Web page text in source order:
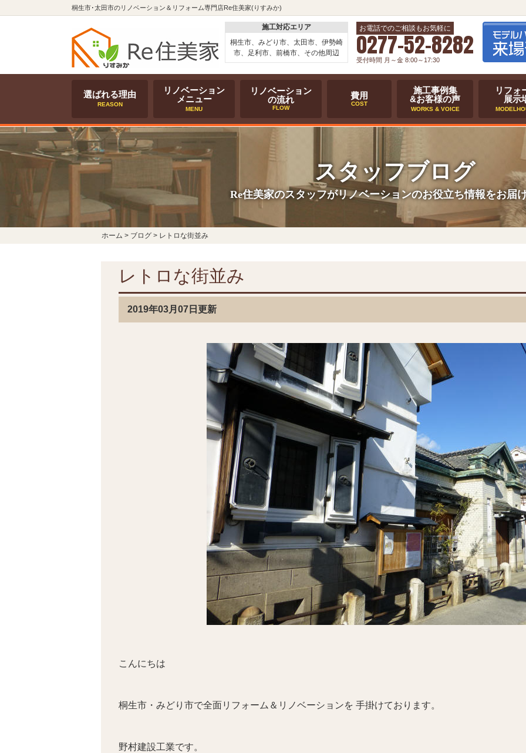
桐生市･太田市のリノベーション＆リフォーム専門店Re住美家(りすみか)
施工対応エリア
桐生市、みどり市、太田市、伊勢崎
市、足利市、前橋市、その他周辺
お電話でのご相談もお気軽に
0277-52-8282
受付時間 月～金 8:00～17:30
選ばれる理由
REASON
リノベーション
メニュー
MENU
リノベーション
の流れ
FLOW
費用
COST
施工事例集
&お客様の声
WORKS & VOICE
リフォ
展示
スタッフブログ
Re住美家のスタッフがリノベーションのお役立ち情報をお届
ホーム > ブログ > レトロな街並み
レトロな街並み
2019年03月07日更新
こんにちは
桐生市・みどり市で全面リフォーム＆リノベーションを 手掛けております。
野村建設工業です。